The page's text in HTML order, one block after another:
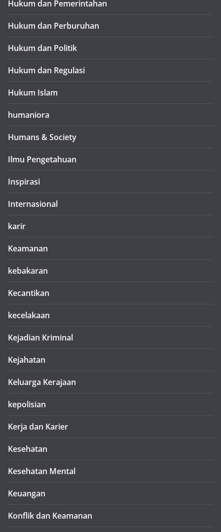
Hukum dan Pemerintahan
Hukum dan Perburuhan
Hukum dan Politik
Hukum dan Regulasi
Hukum Islam
humaniora
Humans & Society
Ilmu Pengetahuan
Inspirasi
Internasional
karir
Keamanan
kebakaran
Kecantikan
kecelakaan
Kejadian Kriminal
Kejahatan
Keluarga Kerajaan
kepolisian
Kerja dan Karier
Kesehatan
Kesehatan Mental
Keuangan
Konflik dan Keamanan